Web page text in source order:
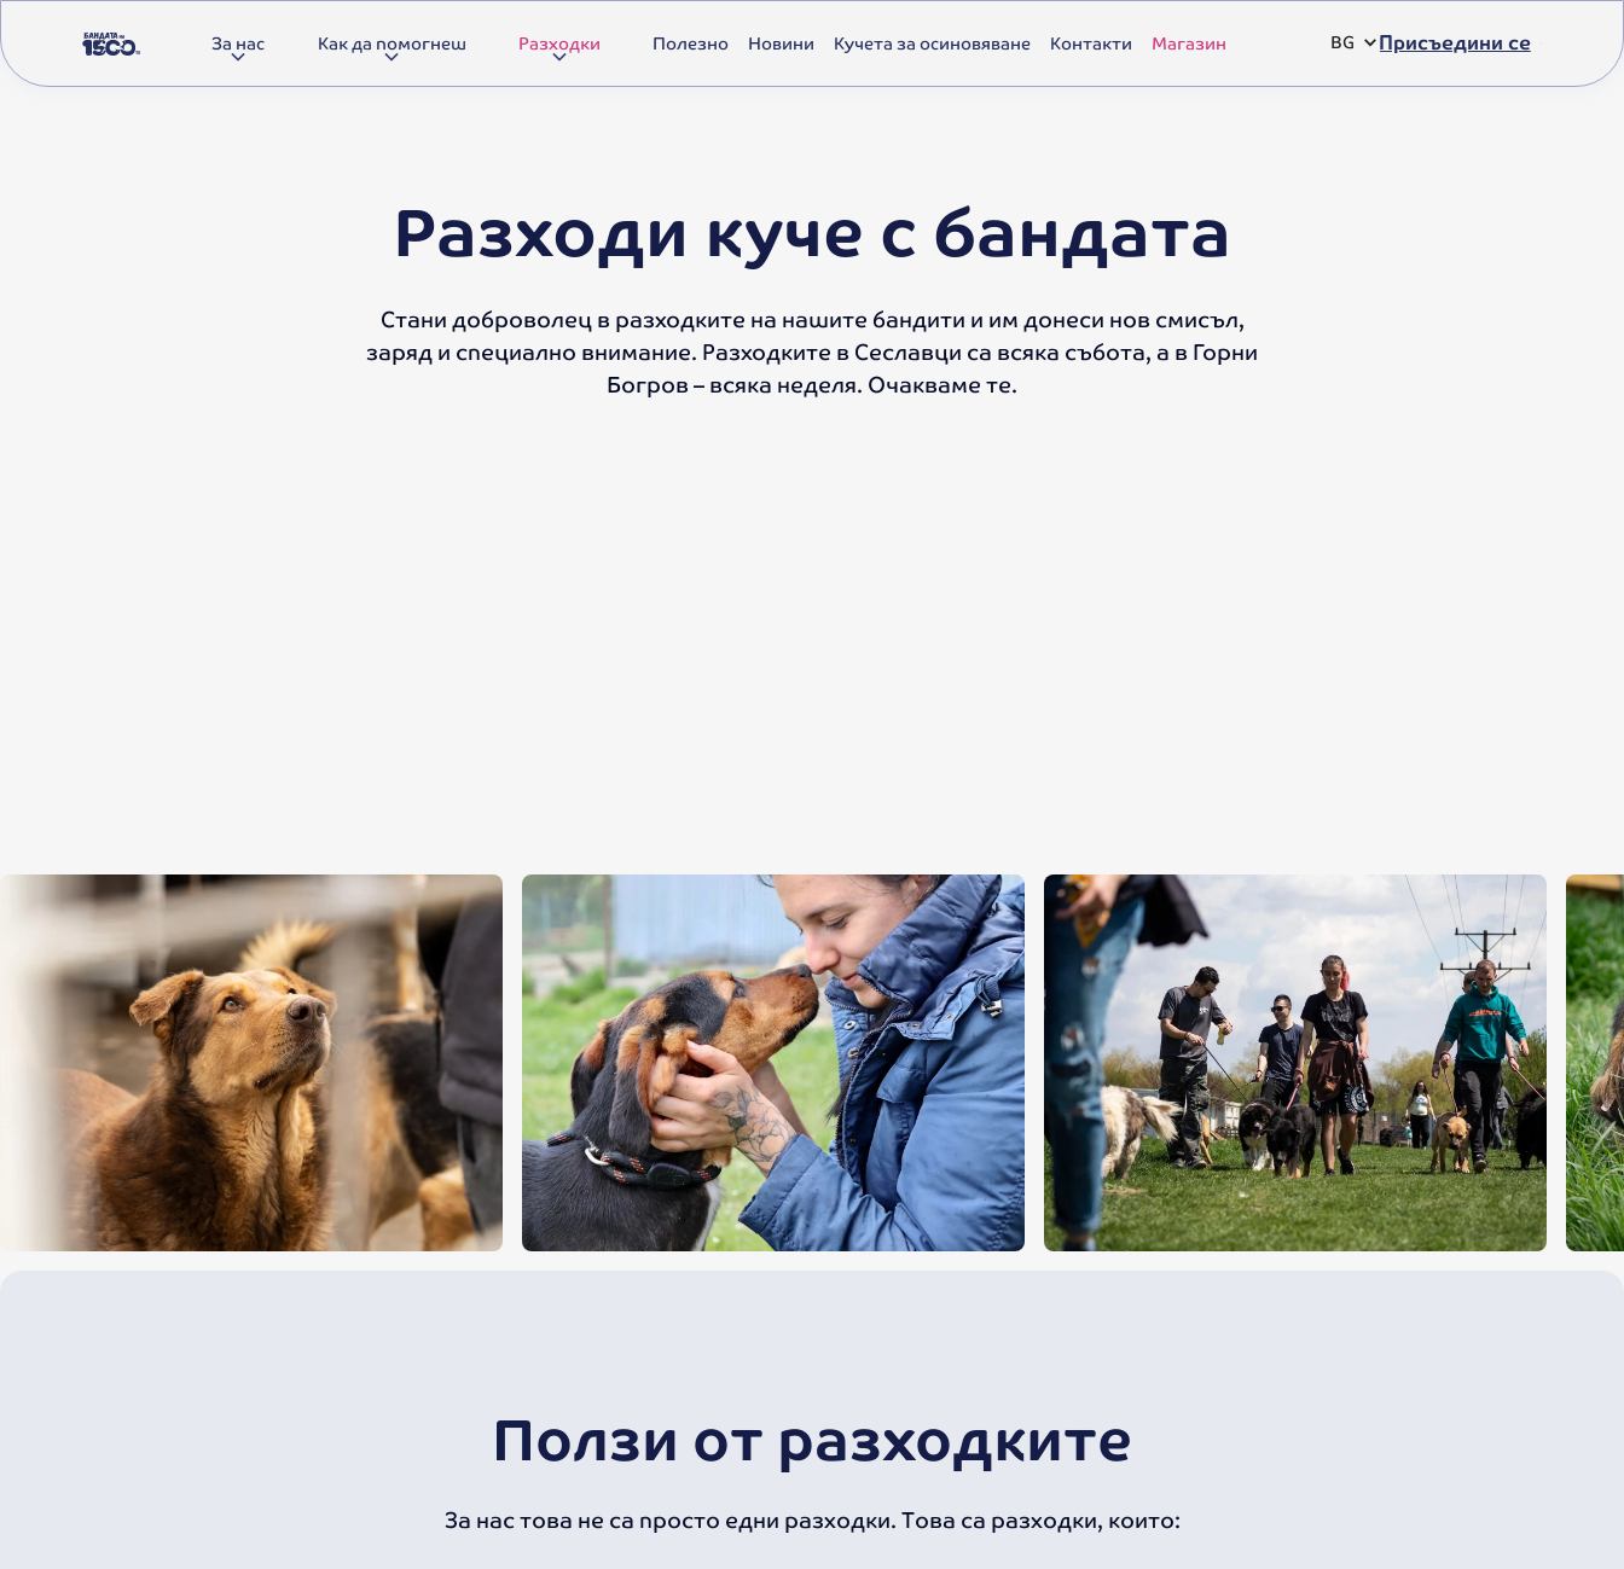
За нас Как да помогнеш Разходки Полезно Новини Кучета за осиновяване Контакти Магазин BG Присъедини се
Разходи куче с бандата
Стани доброволец в разходките на нашите бандити и им донеси нов смисъл,
заряд и специално внимание. Разходките в Сеславци са всяка събота, а в Горни
Богров – всяка неделя. Очакваме те.
Ползи от разходките
За настова не са просто едни разходки. Това са разходки, които: